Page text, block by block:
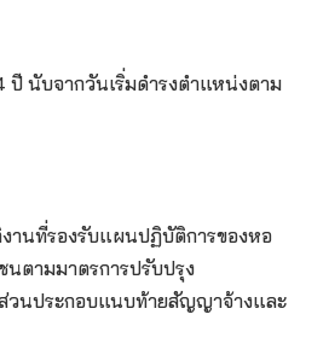
นับจากวันเริ่มดำรงตำแหน่งตาม
านที่รองรับแผนปฏิบัติการของหอ
นตามมาตรการปรับปรุง
วนประกอบแนบท้ายสัญญาจ้างและ